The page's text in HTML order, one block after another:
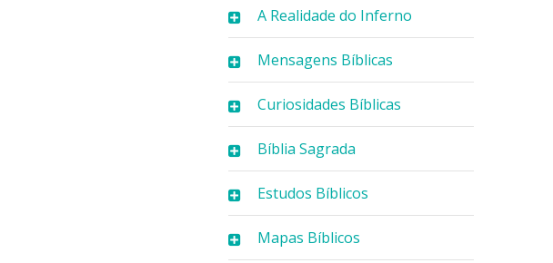
A Realidade do Inferno
Mensagens Bíblicas
Curiosidades Bíblicas
Bíblia Sagrada
Estudos Bíblicos
Mapas Bíblicos